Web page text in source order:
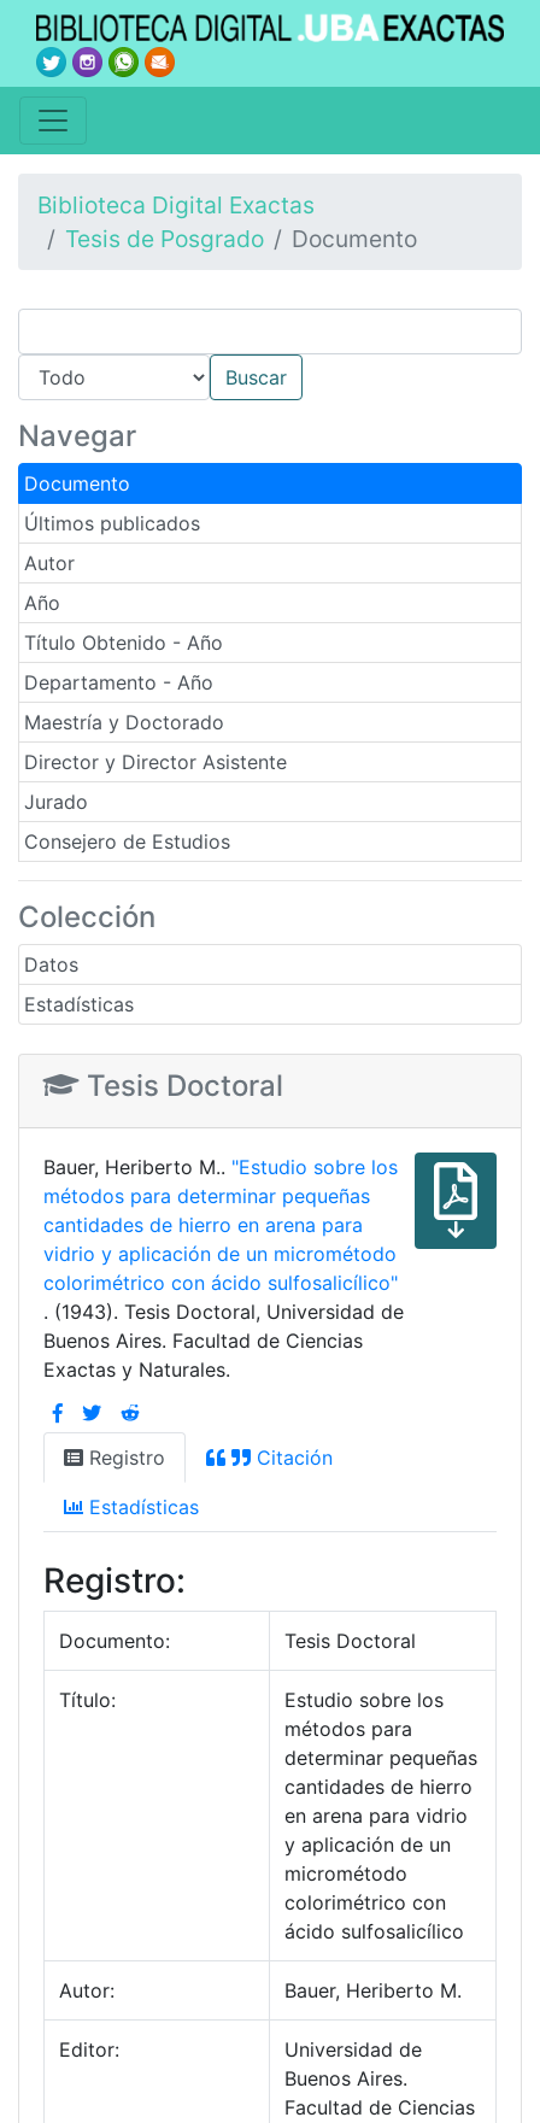
Biblioteca Digital Exactas
Tesis de Posgrado
Documento
Navegar
Documento
Últimos publicados
Autor
Año
Título Obtenido - Año
Departamento - Año
Maestría y Doctorado
Director y Director Asistente
Jurado
Consejero de Estudios
Colección
Datos
Estadísticas
Tesis Doctoral
Bauer, Heriberto M.. "Estudio sobre los
métodos para determinar pequeñas
cantidades de hierro en arena para
vidrio y aplicación de un micrométodo
colorimétrico con ácido sulfosalicílico"
. (1943). Tesis Doctoral, Universidad de
Buenos Aires. Facultad de Ciencias
Exactas y Naturales.
Registro Citación
Estadísticas
Registro:
Documento: Tesis Doctoral
Título:
Estudio sobre los
métodos para
determinar pequeñas
cantidades de hierro
en arena para vidrio
y aplicación de un
micrométodo
colorimétrico con
ácido sulfosalicílico
Autor: Bauer, Heriberto M.
Editor:
Universidad de
Buenos Aires.
Facultad de Ciencias